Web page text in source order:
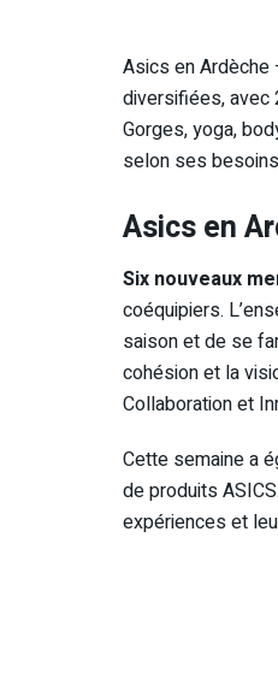
Asics en Ardèche
diversifiées, avec
Gorges, yoga,
selon ses
Asics en
Six nouveaux
coéquipiers.
saison et de se
cohésion et la
Collaboration et
Cette semaine a
de produits
expériences et